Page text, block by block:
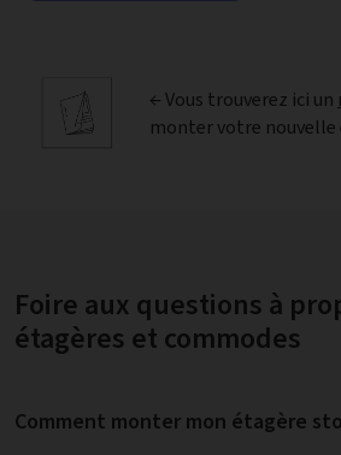
← Vous trouverez ici un
monter votre nouvelle
Foire aux questions à
étagères et commodes
Comment monter mon étagère